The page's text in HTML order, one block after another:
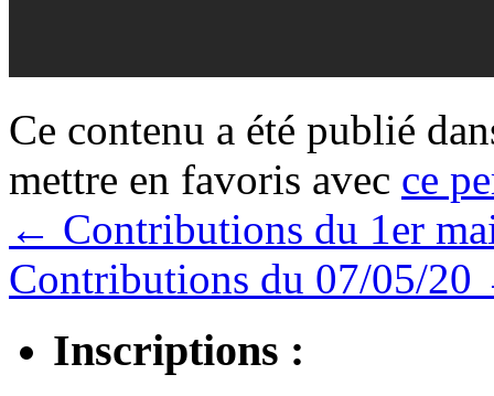
Ce contenu a été publié
mettre en favoris avec ce
← Contributions du 1er
Contributions du 07/05/20
Inscriptions :